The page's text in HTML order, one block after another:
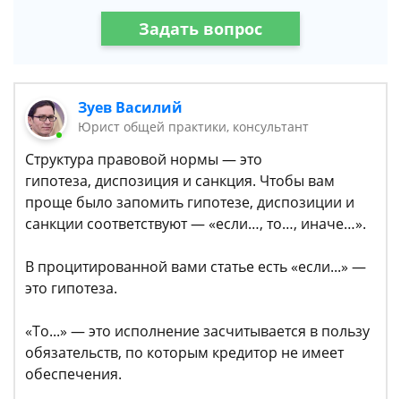
Задать вопрос
Зуев Василий
Юрист общей практики, консультант
Структура правовой нормы — это
гипотеза, диспозиция и санкция. Чтобы вам
проще было запомить гипотезе, диспозиции и
санкции соответствуют — «если…, то…, иначе…».
В процитированной вами статье есть «если...» —
это гипотеза.
«То...» — это исполнение засчитывается в пользу
обязательств, по которым кредитор не имеет
обеспечения.